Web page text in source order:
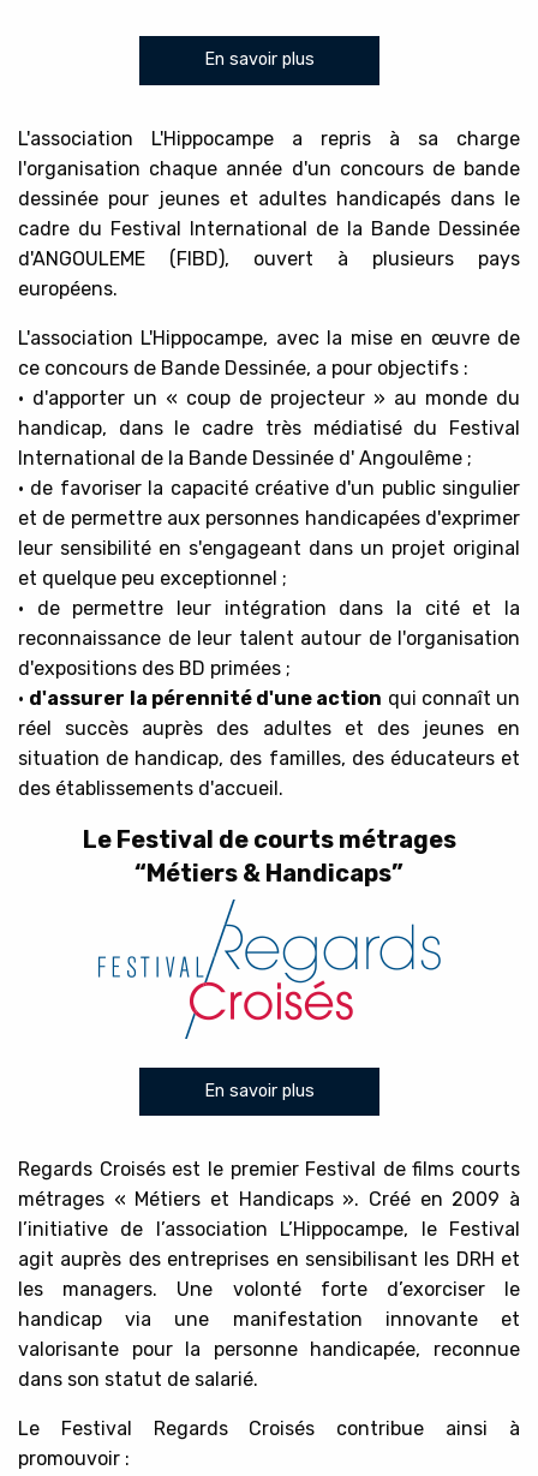
En savoir plus
L'association L'Hippocampe a repris à sa charge
l'organisation chaque année d'un concours de bande
dessinée pour jeunes et adultes handicapés dans le
cadre du Festival International de la Bande Dessinée
d'ANGOULEME (FIBD), ouvert à plusieurs pays
européens.
L'association L'Hippocampe, avec la mise en œuvre de
ce concours de Bande Dessinée, a pour objectifs :
• d'apporter un « coup de projecteur » au monde du
handicap, dans le cadre très médiatisé du Festival
International de la Bande Dessinée d' Angoulême ;
• de favoriser la capacité créative d'un public singulier
et de permettre aux personnes handicapées d'exprimer
leur sensibilité en s'engageant dans un projet original
et quelque peu exceptionnel ;
• de permettre leur intégration dans la cité et la
reconnaissance de leur talent autour de l'organisation
d'expositions des BD primées ;
• d'assurer la pérennité d'une action qui connaît un
réel succès auprès des adultes et des jeunes en
situation de handicap, des familles, des éducateurs et
des établissements d'accueil.
Le Festival de courts métrages
“Métiers & Handicaps”
En savoir plus
Regards Croisés est le premier Festival de films courts
métrages « Métiers et Handicaps ». Créé en 2009 à
l’initiative de l’association L’Hippocampe, le Festival
agit auprès des entreprises en sensibilisant les DRH et
les managers. Une volonté forte d’exorciser le
handicap via une manifestation innovante et
valorisante pour la personne handicapée, reconnue
dans son statut de salarié.
Le Festival Regards Croisés contribue ainsi à
promouvoir :